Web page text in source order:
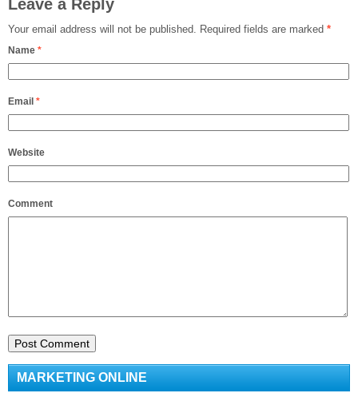
Leave a Reply
Your email address will not be published. Required fields are marked *
Name *
Email *
Website
Comment
MARKETING ONLINE